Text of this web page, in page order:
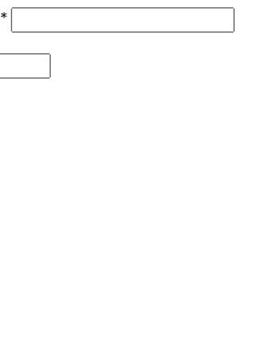
*